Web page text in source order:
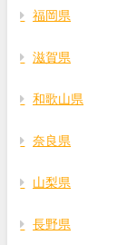
福岡県
滋賀県
和歌山県
奈良県
山梨県
長野県